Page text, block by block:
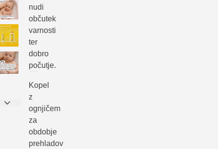
nudi
občutek
varnosti
ter
dobro
počutje.
Kopel
z
ognjičem
za
obdobje
prehladov